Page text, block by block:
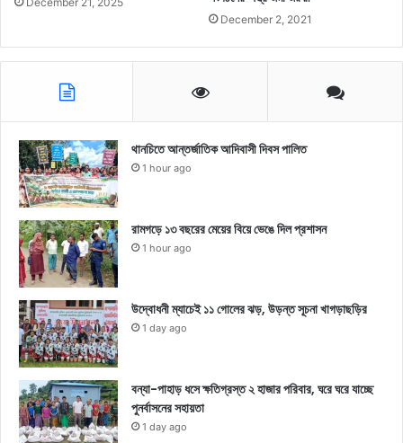
December 2, 2021
থানচিতে আন্তর্জাতিক আদিবাসী দিবস পালিত
1 hour ago
রামগড়ে ১৩ বছরের মেয়ের বিয়ে ভেঙে দিল প্রশাসন
1 hour ago
উদ্বোধনী ম্যাচেই ১১ গোলের ঝড়, উড়ন্ত সূচনা খাগড়াছড়ির
1 day ago
বন্যা-পাহাড় ধসে ক্ষতিগ্রস্ত ২ হাজার পরিবার, ঘরে ঘরে যাচ্ছে
পুনর্বাসনের সহায়তা
1 day ago